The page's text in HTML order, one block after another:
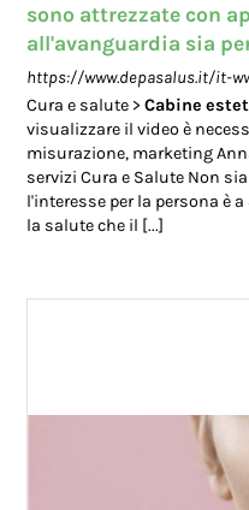
sono attrezzate con
all'avanguardia sia
https://www.depasalus.it/it-
Cura e salute >Cabine
visualizzare il video è
misurazione, marketing
servizi Cura e Salute Non
l'interesse per la persona è
la salute che il [...]